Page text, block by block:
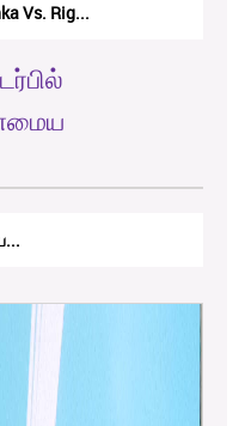
Verite Res...
நவ...